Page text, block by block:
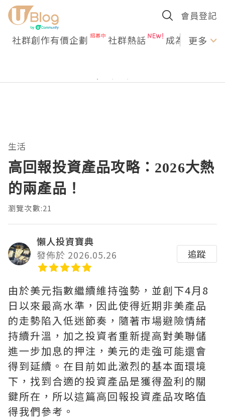
會員登記
社群創作有價企劃 社群熱話 成為U更多
生活
高回報投資產品攻略：2026大熱
的兩產品！
瀏覽次數:21
懶人投資寶典
發佈於 2026.05.26
追蹤
由於美元指數繼續維持強勢，並創下4月8
日以來最高水準，因此使得近期非美產品
的走勢陷入低迷節奏，隨著市場避險情緒
持續升溫，加之投資者重新提高對美聯儲
進一步加息的押注，美元的走強可能還會
得到延續。在目前如此激烈的基本面環境
下，找到合適的投資產品是獲得盈利的關
鍵所在，所以這篇高回報投資產品攻略值
得我們參考。